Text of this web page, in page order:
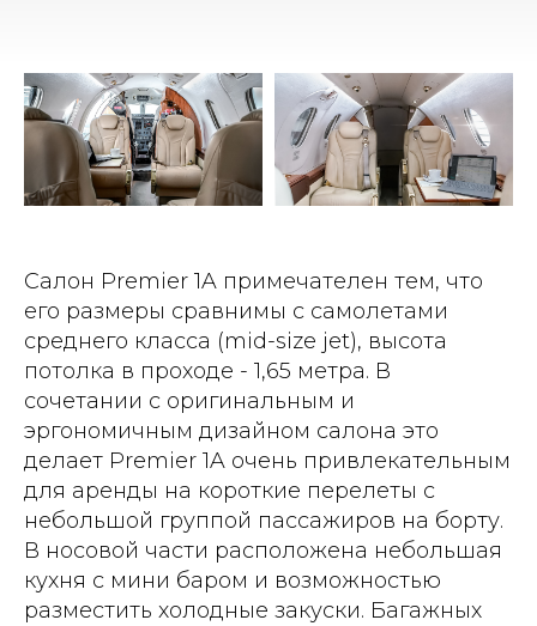
Салон Premier 1A примечателен тем, что
его размеры сравнимы с самолетами
среднего класса (mid-size jet), высота
потолка в проходе - 1,65 метра. В
сочетании с оригинальным и
эргономичным дизайном салона это
делает Premier 1A очень привлекательным
для аренды на короткие перелеты с
небольшой группой пассажиров на борту.
В носовой части расположена небольшая
кухня с мини баром и возможностью
разместить холодные закуски. Багажных